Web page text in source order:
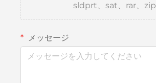
sldprt、sat、rar、zip
メッセージ